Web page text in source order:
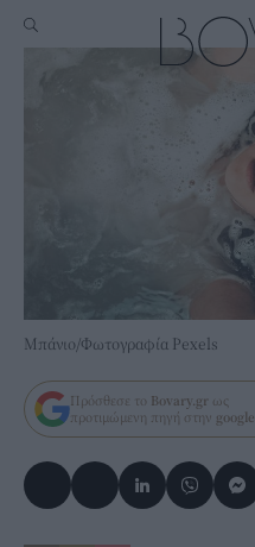
Μπάνιο/Φωτογραφία Pexels
Πρόσθεσε το Bovary.gr ως
προτιμώμενη πηγή στην google